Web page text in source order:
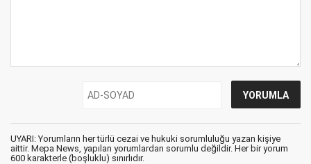
UYARI: Yorumların her türlü cezai ve hukuki sorumluluğu yazan kişiye
aittir. Mepa News, yapılan yorumlardan sorumlu değildir. Her bir yorum
600 karakterle (boşluklu) sınırlıdır.